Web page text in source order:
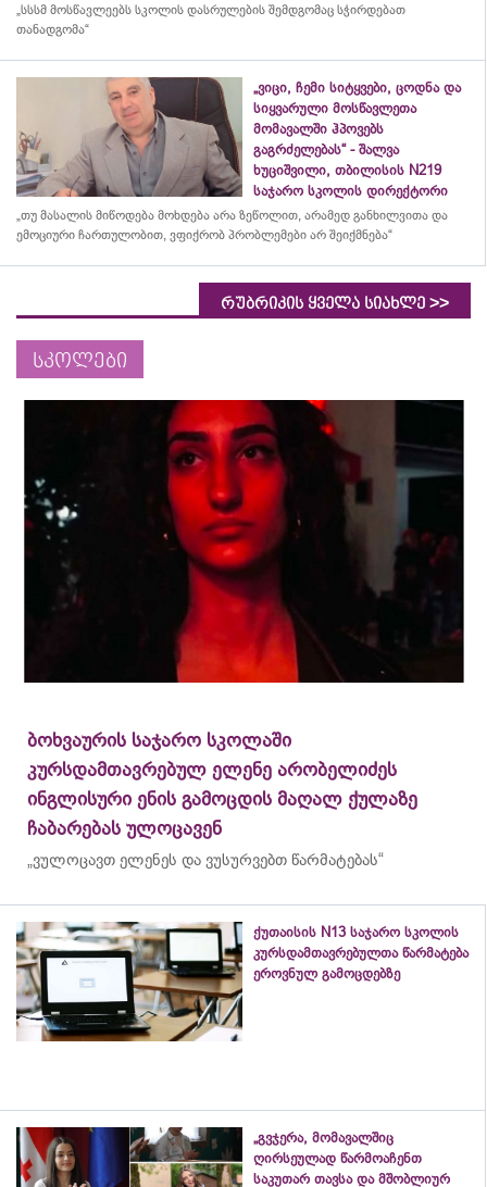
„სსსმ მოსწავლეებს სკოლის დასრულების შემდგომაც სჭირდებათ
თანადგომა“
„ვიცი, ჩემი სიტყვები, ცოდნა და
სიყვარული მოსწავლეთა
მომავალში ჰპოვებს
გაგრძელებას“ - შალვა
ხუციშვილი, თბილისის N219
საჯარო სკოლის დირექტორი
„თუ მასალის მიწოდება მოხდება არა ზეწოლით, არამედ განხილვითა და
ემოციური ჩართულობით, ვფიქრობ პრობლემები არ შეიქმნება“
რუბრიკის ყველა სიახლე >>
სკოლები
ბოხვაურის საჯარო სკოლაში
კურსდამთავრებულ ელენე არობელიძეს
ინგლისური ენის გამოცდის მაღალ ქულაზე
ჩაბარებას ულოცავენ
„ვულოცავთ ელენეს და ვუსურვებთ წარმატებას“
ქუთაისის N13 საჯარო სკოლის
კურსდამთავრებულთა წარმატება
ეროვნულ გამოცდებზე
„გვჯერა, მომავალშიც
ღირსეულად წარმოაჩენთ
საკუთარ თავსა და მშობლიურ